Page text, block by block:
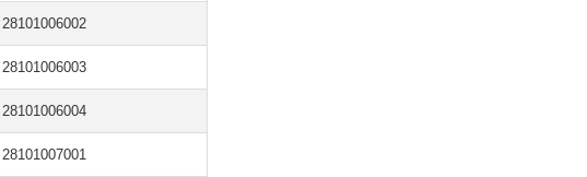
28101006002
28101006003
28101006004
28101007001